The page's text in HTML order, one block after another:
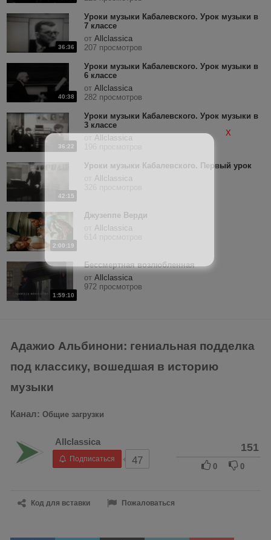
36:36
Уроки музыки Кабалевского. Урок музыки в
7 классе
от Allclassica
207 просмотров
40:38
Уроки музыки Кабалевского. Урок музыки в
6 классе
от Allclassica
282 просмотров
36:22
Уроки музыки Кабалевского. Урок музыки в
3 классе
Allclassica
42:15
Уроки музыки Кабалевского. Первый урок
Allclassica
2:00:19
Джузеппе Верди
Allclassica
1:59:10
Бессмертная возлюбленная
от Allclassica
972 просмотров
Адажио Альбинони: гениальная подделка
под классику, вошедшая в историю
музыки
Канал: Общие загрузки
Allclassica
Подписаться 47
151
0 0
Код для вставки Пожаловаться
X